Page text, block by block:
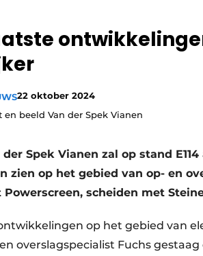
Vacature aanmelden
Vacatures
22 oktober 2024
en beeld Van der Spek Vianen
der Spek Vianen zal op stand
zien op het gebied van op- en
Powerscreen, scheiden met
op het gebied van
overslagspecialist Fuchs